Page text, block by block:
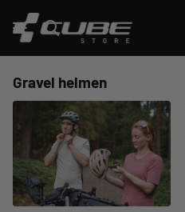
Gravel helmen